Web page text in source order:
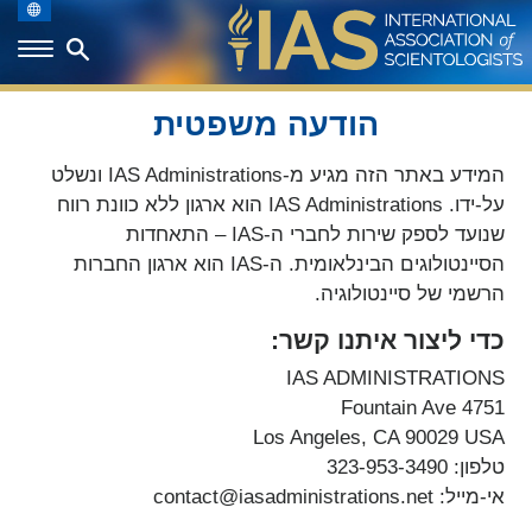
הודעה משפטית
המידע באתר הזה מגיע מ-IAS Administrations ונשלט
על-ידו. IAS Administrations הוא ארגון ללא כוונת רווח
שנועד לספק שירות לחברי ה-IAS – התאחדות
הסיינטולוגים הבינלאומית. ה-IAS הוא ארגון החברות
הרשמי של סיינטולוגיה.
כדי ליצור איתנו קשר:
IAS ADMINISTRATIONS
4751 Fountain Ave
Los Angeles, CA 90029 USA
טלפון: 323-953-3490
אי-מייל: contact@iasadministrations.net